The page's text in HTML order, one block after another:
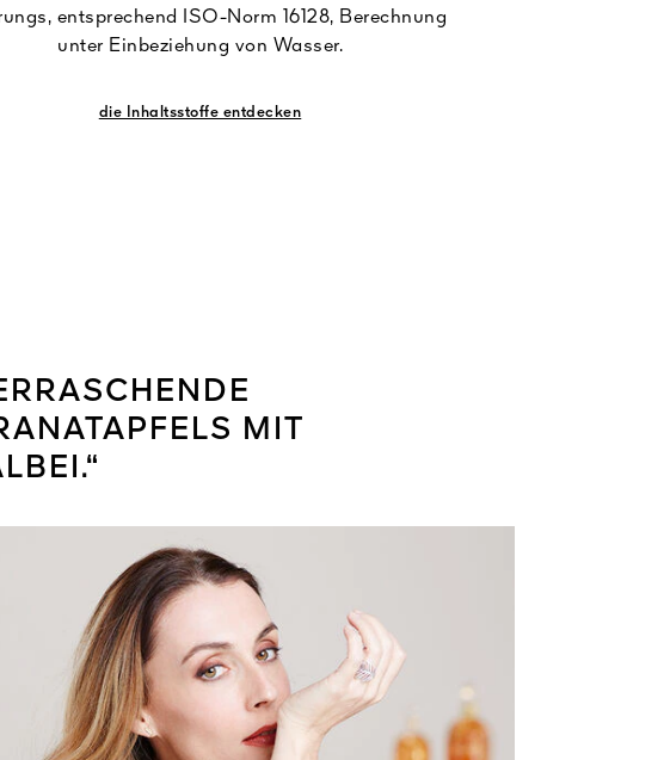
entsprechend ISO-Norm 16128, Berechnung
unter Einbeziehung von Wasser.
die Inhaltsstoffe entdecken
MIT